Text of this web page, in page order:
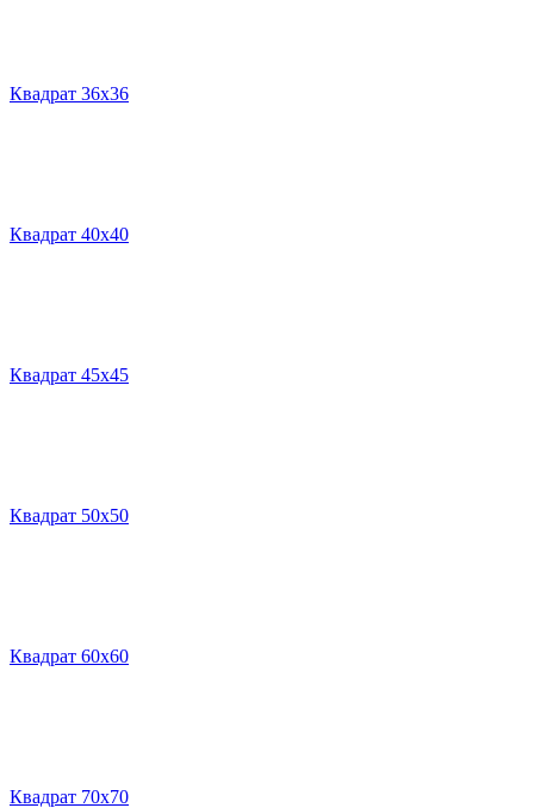
Квадрат 36х36
Квадрат 40х40
Квадрат 45х45
Квадрат 50х50
Квадрат 60х60
Квадрат 70х70